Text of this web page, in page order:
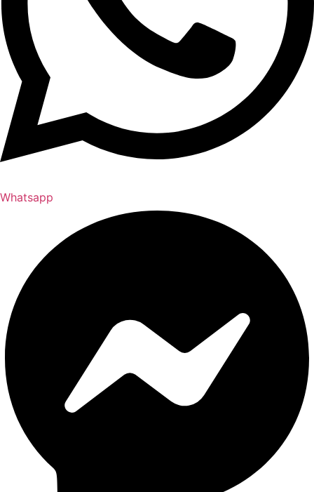
Whatsapp